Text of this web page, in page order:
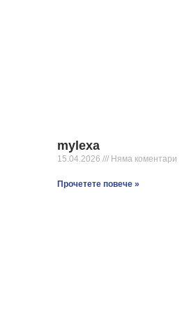
mylexa
15.04.2026 Няма коментари
Прочетете повече »